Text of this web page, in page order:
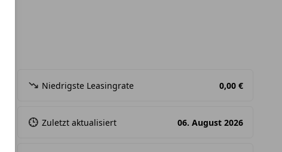
Niedrigste Leasingrate 0,00 €
Zuletzt aktualisiert 06. August 2026